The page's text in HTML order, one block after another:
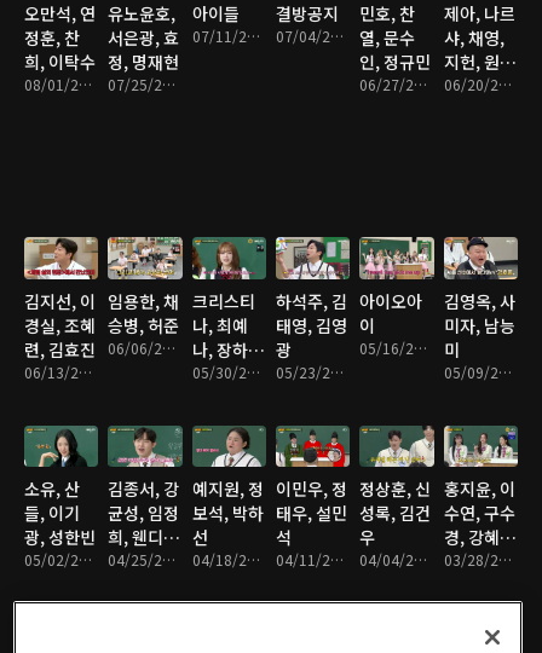
오만석, 연
정훈, 찬
희, 이탁수
08/01/2026 • 1시간 29분
유노윤호,
서은광, 효
정, 명재현
07/25/2026 • 1시간 30분
아이들
07/11/2026 • 1시간 29분
결방공지
07/04/2026 • 1분
민호, 찬
열, 문수
인, 정규민
06/27/2026 • 1시간 29분
제아, 나르
샤, 채영,
지헌, 원
이, 미나06/20/2026 • 1시간 28분
김지선, 이
경실, 조혜
련, 김효진
06/13/2026 • 1시간 29분
임용한, 채
승병, 허준
06/06/2026 • 1시간 30분
크리스티
나, 최예
나, 장하
오, 한유진
05/30/2026 • 1시간 31분
하석주, 김
태영, 김영
광
05/23/2026 • 1시간 31분
아이오아
이
05/16/2026 • 1시간 29분
김영옥, 사
미자, 남능
미
05/09/2026 • 1시간 30분
소유, 산
들, 이기
광, 성한빈
05/02/2026 • 1시간 32분
김종서, 강
균성, 임정
희, 웬디,
김재환 04/25/2026 • 1시간 30분
예지원, 정
보석, 박하
선
04/18/2026 • 1시간 28분
이민우, 정
태우, 설민
석
04/11/2026 • 1시간 35분
정상훈, 신
성록, 김건
우
04/04/2026 • 1시간 28분
홍지윤, 이
수연, 구수
경, 강혜
연, 김태03/28/2026 • 1시간 29분